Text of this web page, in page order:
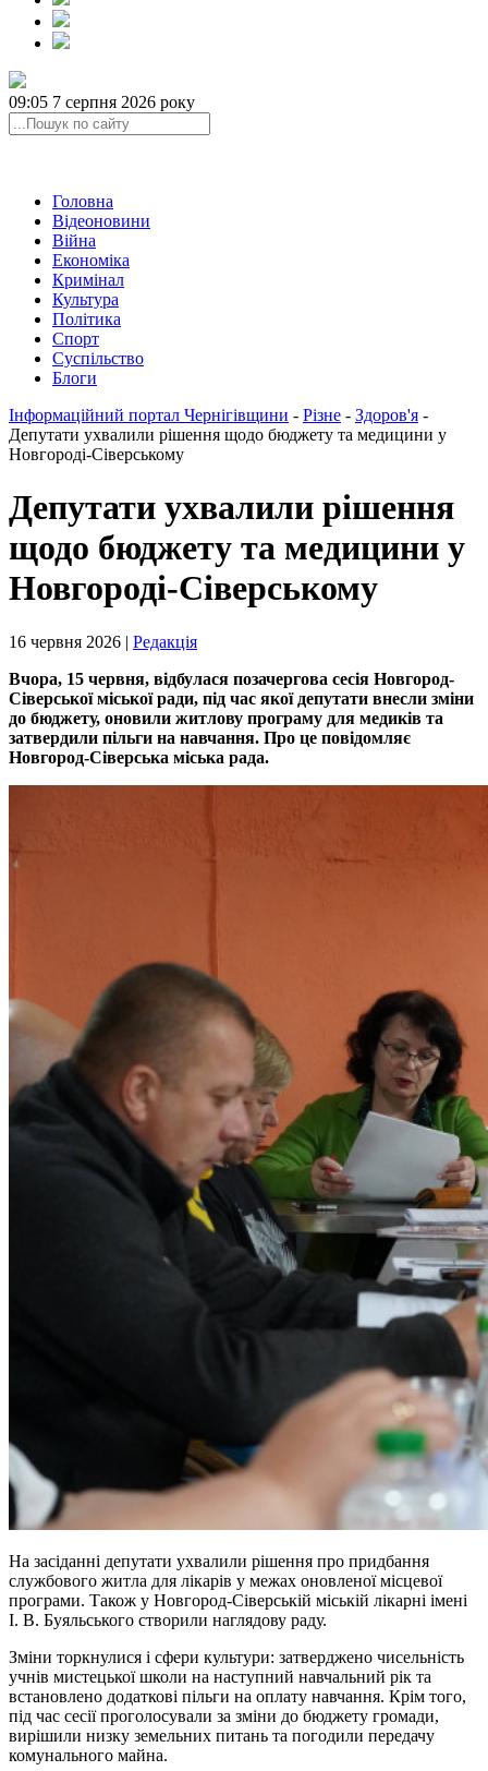
09:05 7 серпня 2026 року
Головна
Відеоновини
Війна
Економіка
Кримінал
Культура
Політика
Спорт
Суспільство
Блоги
Інформаційний портал Чернігівщини - Різне - Здоров'я -
Депутати ухвалили рішення щодо бюджету та медицини у
Новгороді-Сіверському
Депутати ухвалили рішення
щодо бюджету та медицини у
Новгороді-Сіверському
16 червня 2026 | Редакція
Вчора, 15 червня, відбулася позачергова сесія Новгород-
Сіверської міської ради, під час якої депутати внесли зміни
до бюджету, оновили житлову програму для медиків та
затвердили пільги на навчання. Про це повідомляє
Новгород-Сіверська міська рада.
На засіданні депутати ухвалили рішення про придбання
службового житла для лікарів у межах оновленої місцевої
програми. Також у Новгород-Сіверській міській лікарні імені
І. В. Буяльського створили наглядову раду.
Зміни торкнулися і сфери культури: затверджено чисельність
учнів мистецької школи на наступний навчальний рік та
встановлено додаткові пільги на оплату навчання. Крім того,
під час сесії проголосували за зміни до бюджету громади,
вирішили низку земельних питань та погодили передачу
комунального майна.